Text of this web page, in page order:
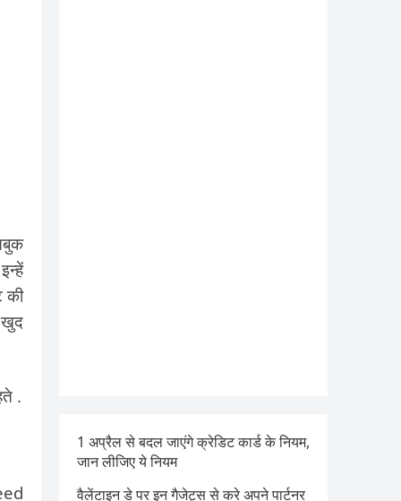
की
खुद
.
1 अप्रैल से बदल जाएंगे क्रेडिट कार्ड के नियम,
जान लीजिए ये नियम
वैलेंटाइन डे पर इन गैजेट्स से करे अपने पार्टनर